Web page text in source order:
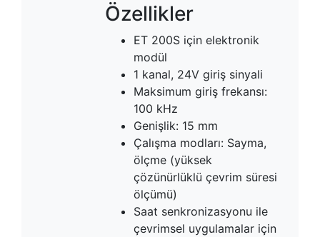
Özellikler
ET 200S için elektronik
modül
1 kanal, 24V giriş sinyali
Maksimum giriş frekansı:
100 kHz
Genişlik: 15 mm
Çalışma modları: Sayma,
ölçme (yüksek
çözünürlüklü çevrim süresi
ölçümü)
Saat senkronizasyonu ile
çevrimsel uygulamalar için